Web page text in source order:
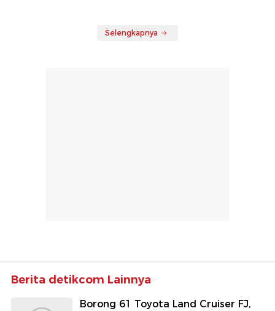
Selengkapnya
Berita detikcom Lainnya
Borong 61 Toyota Land Cruiser FJ,